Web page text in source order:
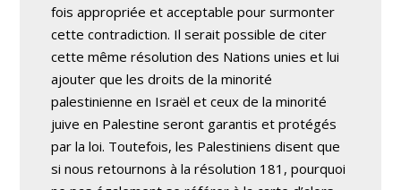
fois appropriée et acceptable pour surmonter
cette contradiction. Il serait possible de citer
cette même résolution des Nations unies et lui
ajouter que les droits de la minorité
palestinienne en Israël et ceux de la minorité
juive en Palestine seront garantis et protégés
par la loi. Toutefois, les Palestiniens disent que
si nous retournons à la résolution 181, pourquoi